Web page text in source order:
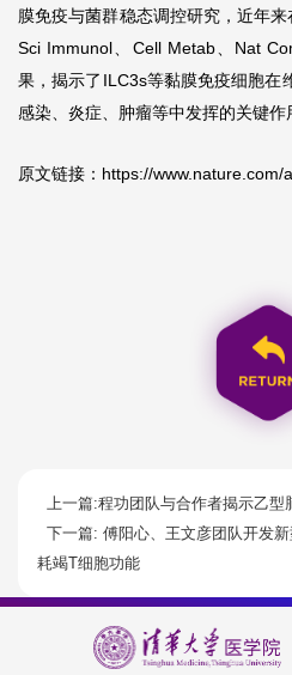
膜免疫与菌群稳态调控研究，近年
Sci Immunol、Cell Metab、Nat
果，揭示了ILC3s等黏膜免疫细胞在
感染、炎症、肿瘤等中发挥的关键作
原文链接： https://www.nature.com/
上一篇:程功团队与合作者揭示乙型
下一篇: 傅阳心、王文彦团队开发
耗竭T细胞功能